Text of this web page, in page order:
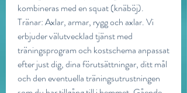
kombineras med en squat (knäböj).
Tränar: Axlar, armar, rygg och axlar. Vi
erbjuder välutvecklad tjänst med
träningsprogram och kostschema anpassat
efter just dig, dina förutsättningar, ditt mål
och den eventuella träningsutrustningen